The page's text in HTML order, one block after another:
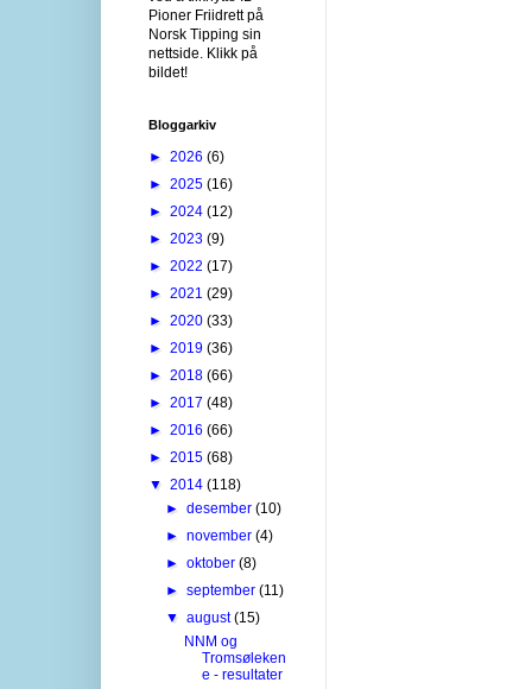
Pioner Friidrett på
Norsk Tipping sin
nettside. Klikk på
bildet!
Bloggarkiv
► 2026 (6)
► 2025 (16)
► 2024 (12)
► 2023 (9)
► 2022 (17)
► 2021 (29)
► 2020 (33)
► 2019 (36)
► 2018 (66)
► 2017 (48)
► 2016 (66)
► 2015 (68)
▼ 2014 (118)
►desember(10)
►november(4)
►oktober(8)
►september(11)
▼august(15)
NNM og
Tromsøleken
e - resultater